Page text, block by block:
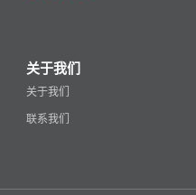
关于我们
关于我们
联系我们